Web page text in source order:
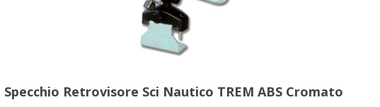
Specchio Retrovisore Sci Nautico TREM ABS Cromato